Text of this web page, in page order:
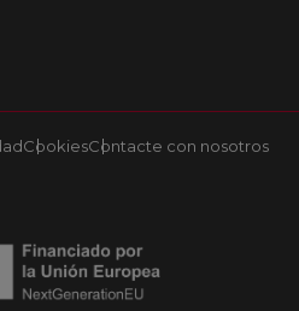
CookiesContacte con nosotros